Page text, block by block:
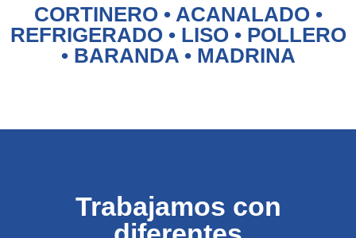
CORTINERO • ACANALADO •
REFRIGERADO • LISO • POLLERO
• BARANDA • MADRINA
Trabajamos con